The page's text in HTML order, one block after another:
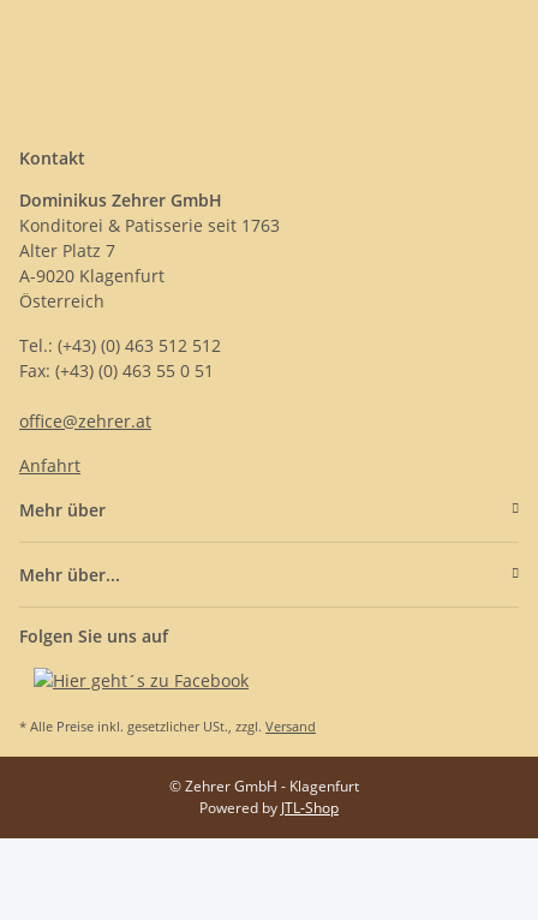
Kontakt
Dominikus Zehrer GmbH
Konditorei & Patisserie seit 1763
Alter Platz 7
A-9020 Klagenfurt
Österreich
Tel.: (+43) (0) 463 512 512
Fax: (+43) (0) 463 55 0 51
office@zehrer.at
Anfahrt
Mehr über
Mehr über...
Folgen Sie uns auf
* Alle Preise inkl. gesetzlicher USt., zzgl. Versand
© Zehrer GmbH - Klagenfurt
Powered by JTL-Shop